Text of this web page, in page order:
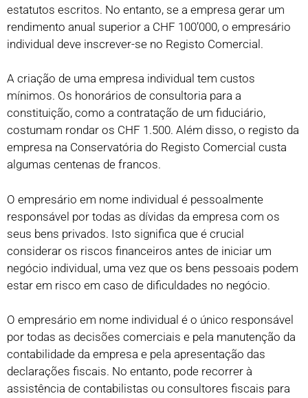
estatutos escritos. No entanto, se a empresa gerar um
rendimento anual superior a CHF 100’000, o empresário
individual deve inscrever-se no Registo Comercial.
A criação de uma empresa individual tem custos
mínimos. Os honorários de consultoria para a
constituição, como a contratação de um fiduciário,
costumam rondar os CHF 1.500. Além disso, o registo da
empresa na Conservatória do Registo Comercial custa
algumas centenas de francos.
O empresário em nome individual é pessoalmente
responsável por todas as dívidas da empresa com os
seus bens privados. Isto significa que é crucial
considerar os riscos financeiros antes de iniciar um
negócio individual, uma vez que os bens pessoais podem
estar em risco em caso de dificuldades no negócio.
O empresário em nome individual é o único responsável
por todas as decisões comerciais e pela manutenção da
contabilidade da empresa e pela apresentação das
declarações fiscais. No entanto, pode recorrer à
assistência de contabilistas ou consultores fiscais para